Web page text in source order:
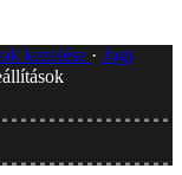
kezelése
Jogi